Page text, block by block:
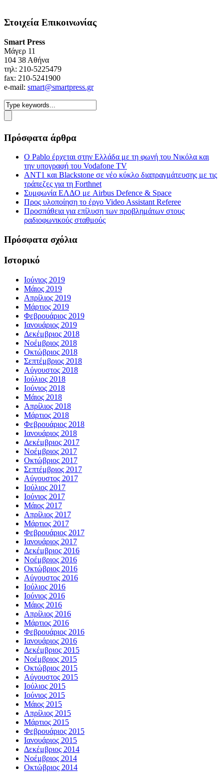
Στοιχεία Επικοινωνίας
Smart Press
Mάγερ 11
104 38 Αθήνα
τηλ: 210-5225479
fax: 210-5241900
e-mail: smart@smartpress.gr
Πρόσφατα άρθρα
Ο Pablo έρχεται στην Ελλάδα με τη φωνή του Νικόλα και
την υπογραφή του Vodafone TV
ΑΝΤ1 και Blackstone σε νέο κύκλο διαπραγμάτευσης με τις
τράπεζες για τη Forthnet
Συμφωνία ΕΛΔΟ με Airbus Defence & Space
Προς υλοποίηση το έργο Video Assistant Referee
Προσπάθεια για επίλυση των προβλημάτων στους
ραδιοφωνικούς σταθμούς
Πρόσφατα σχόλια
Ιστορικό
Ιούνιος 2019
Μάιος 2019
Απρίλιος 2019
Μάρτιος 2019
Φεβρουάριος 2019
Ιανουάριος 2019
Δεκέμβριος 2018
Νοέμβριος 2018
Οκτώβριος 2018
Σεπτέμβριος 2018
Αύγουστος 2018
Ιούλιος 2018
Ιούνιος 2018
Μάιος 2018
Απρίλιος 2018
Μάρτιος 2018
Φεβρουάριος 2018
Ιανουάριος 2018
Δεκέμβριος 2017
Νοέμβριος 2017
Οκτώβριος 2017
Σεπτέμβριος 2017
Αύγουστος 2017
Ιούλιος 2017
Ιούνιος 2017
Μάιος 2017
Απρίλιος 2017
Μάρτιος 2017
Φεβρουάριος 2017
Ιανουάριος 2017
Δεκέμβριος 2016
Νοέμβριος 2016
Οκτώβριος 2016
Αύγουστος 2016
Ιούλιος 2016
Ιούνιος 2016
Μάιος 2016
Απρίλιος 2016
Μάρτιος 2016
Φεβρουάριος 2016
Ιανουάριος 2016
Δεκέμβριος 2015
Νοέμβριος 2015
Οκτώβριος 2015
Αύγουστος 2015
Ιούλιος 2015
Ιούνιος 2015
Μάιος 2015
Απρίλιος 2015
Μάρτιος 2015
Φεβρουάριος 2015
Ιανουάριος 2015
Δεκέμβριος 2014
Νοέμβριος 2014
Οκτώβριος 2014